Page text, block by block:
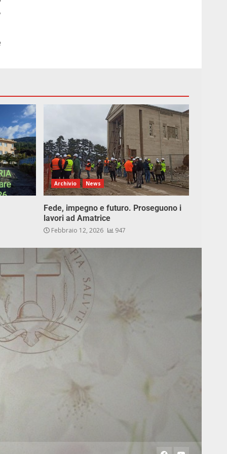
Archivio News
Fede, impegno e futuro. Proseguono i
lavori ad Amatrice
Febbraio 12, 2026 947